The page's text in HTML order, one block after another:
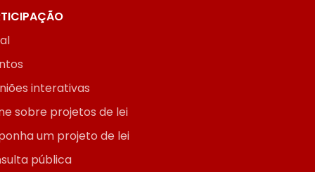
interativas
sobre projetos de lei
um projeto de lei
pública